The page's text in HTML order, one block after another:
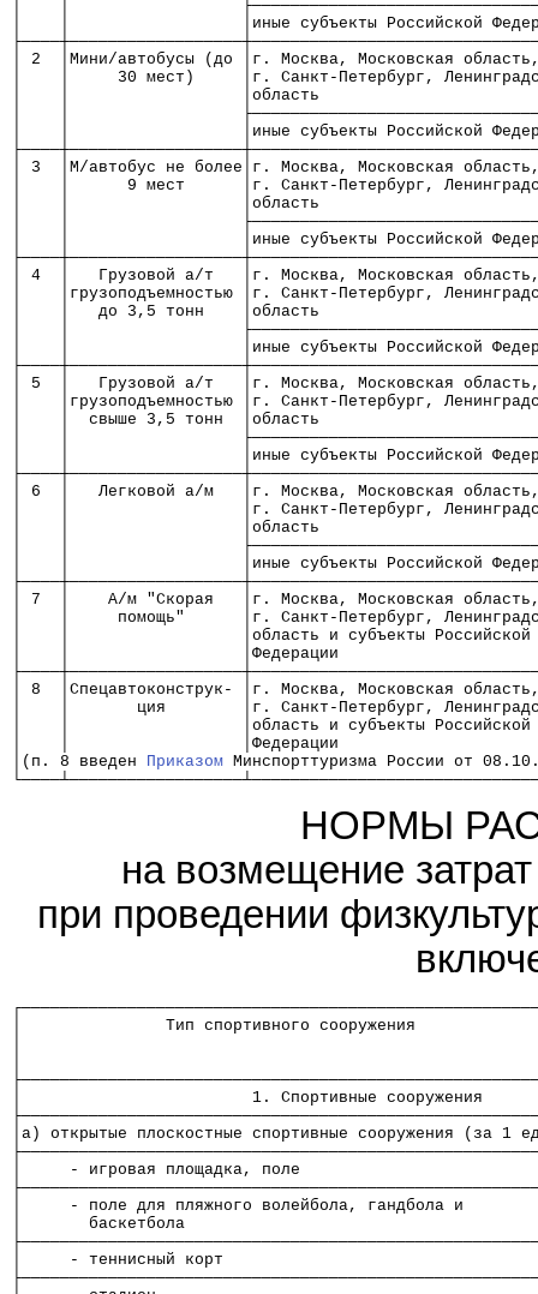
│    │
│    │                  │иные субъекты Российской
│ 2  │Мини/автобусы (до │г. Москва, Московская
│    │     30 мест)     │г. Санкт-Петербург,
│    │                  │область
│    │
│    │                  │иные субъекты Российской
│ 3  │М/автобус не более│г. Москва, Московская
│    │      9 мест      │г. Санкт-Петербург,
│    │                  │область
│    │
│    │                  │иные субъекты Российской
│ 4  │   Грузовой а/т   │г. Москва, Московская
│    │грузоподъемностью │г. Санкт-Петербург,
│    │   до 3,5 тонн    │область
│    │
│    │                  │иные субъекты Российской
│ 5  │   Грузовой а/т   │г. Москва, Московская
│    │грузоподъемностью │г. Санкт-Петербург,
│    │  свыше 3,5 тонн  │область
│    │
│    │                  │иные субъекты Российской
│ 6  │   Легковой а/м   │г. Москва, Московская
│    │                  │г. Санкт-Петербург,
│    │                  │область
│    │
│    │                  │иные субъекты Российской
│ 7  │    А/м "Скорая   │г. Москва, Московская
│    │     помощь"      │г. Санкт-Петербург,
│    │                  │область и субъекты
│    │                  │Федерации
│ 8  │Спецавтоконструк- │г. Москва, Московская
│    │       ция        │г. Санкт-Петербург,
│    │                  │область и субъекты
│    │                  │Федерации
│(п. 8 введен
Приказом Минспорттуризма России от
НОРМЫ
на возмещение
при проведении
│               Тип спортивного сооружения
│                        1. Спортивные
│а) открытые плоскостные спортивные сооружения
│     - игровая площадка, поле
│     - поле для пляжного волейбола, гандбола и
│       баскетбола
│     - теннисный корт